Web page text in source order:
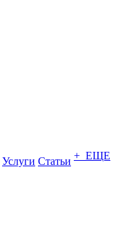
Услуги Статьи + ЕЩЕ